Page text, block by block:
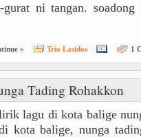
gurat ni tangan.
» Trio Lasidos 1
Tading Rohakkon
lagu di kota balige
kota balige, nunga